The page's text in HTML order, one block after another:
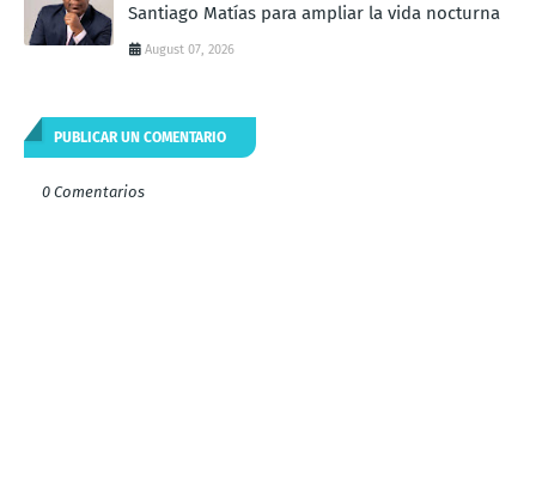
Santiago Matías para ampliar la vida nocturna
August 07, 2026
PUBLICAR UN COMENTARIO
0 Comentarios